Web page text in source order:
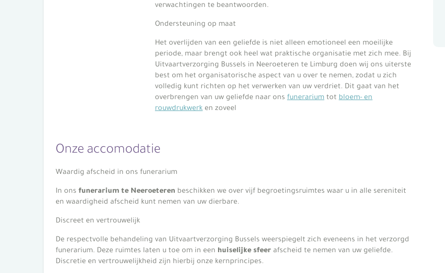
verwachtingen te beantwoorden.
Ondersteuning op maat
Het overlijden van een geliefde is niet alleen emotioneel een moeilijke
periode, maar brengt ook heel wat praktische organisatie met zich mee. Bij
Uitvaartverzorging Bussels in Neeroeteren te Limburg doen wij ons uiterste
best om het organisatorische aspect van u over te nemen, zodat u zich
volledig kunt richten op het verwerken van uw verdriet. Dit gaat van het
overbrengen van uw geliefde naar ons funerarium tot bloem- en
rouwdrukwerk en zoveel
Onze accomodatie
Waardig afscheid in ons funerarium
In ons funerarium te Neeroeteren beschikken we over vijf begroetingsruimtes waar u in alle sereniteit
en waardigheid afscheid kunt nemen van uw dierbare.
Discreet en vertrouwelijk
De respectvolle behandeling van Uitvaartverzorging Bussels weerspiegelt zich eveneens in het verzorgd
funerarium. Deze ruimtes laten u toe om in een huiselijke sfeer afscheid te nemen van uw geliefde.
Discretie en vertrouwelijkheid zijn hierbij onze kernprincipes.